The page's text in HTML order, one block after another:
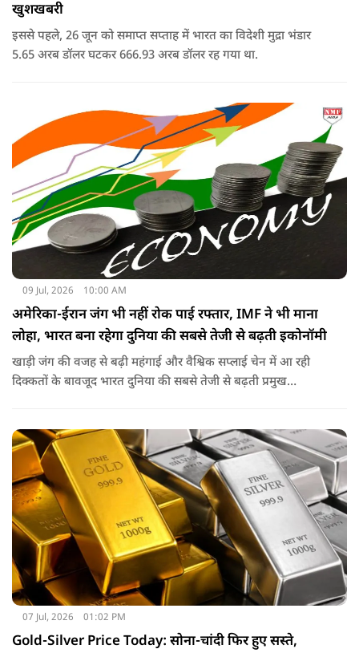
खुशखबरी
इससे पहले, 26 जून को समाप्त सप्ताह में भारत का विदेशी मुद्रा भंडार
5.65 अरब डॉलर घटकर 666.93 अरब डॉलर रह गया था.
09 Jul, 2026 10:00 AM
अमेरिका-ईरान जंग भी नहीं रोक पाई रफ्तार, IMF ने भी माना
लोहा, भारत बना रहेगा दुनिया की सबसे तेजी से बढ़ती इकोनॉमी
खाड़ी जंग की वजह से बढ़ी महंगाई और वैश्विक सप्लाई चेन में आ रही
दिक्कतों के बावजूद भारत दुनिया की सबसे तेजी से बढ़ती प्रमुख
लिए सलाह भी दी गई है.
07 Jul, 2026 01:02 PM
Gold-Silver Price Today: सोना-चांदी फिर हुए सस्ते,